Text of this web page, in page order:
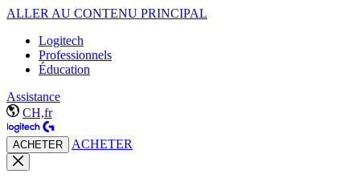
ALLER AU CONTENU PRINCIPAL
Logitech
Professionnels
Éducation
Assistance
CH,fr
ACHETER ACHETER